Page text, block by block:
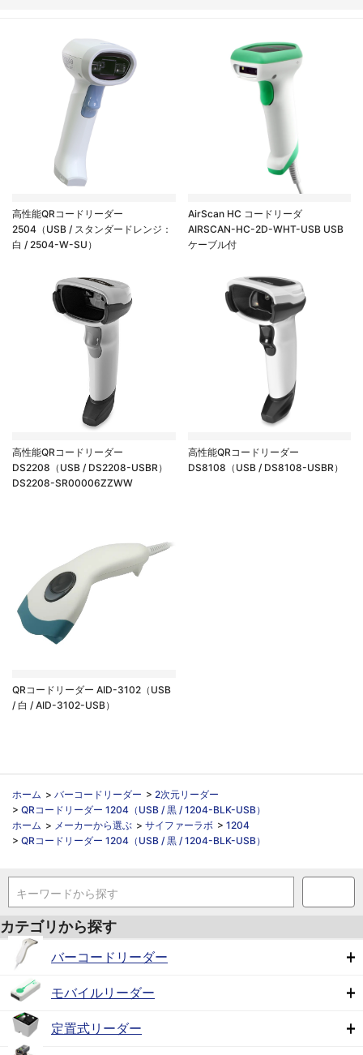
高性能QRコードリーダー
2504（USB / スタンダードレンジ：
白 / 2504-W-SU）
AirScan HC コードリーダ
AIRSCAN-HC-2D-WHT-USB USB
ケーブル付
高性能QRコードリーダー
DS2208（USB / DS2208-USBR）
DS2208-SR00006ZZWW
高性能QRコードリーダー
DS8108（USB / DS8108-USBR）
QRコードリーダー AID-3102（USB
/ 白 / AID-3102-USB）
ホーム > バーコードリーダー > 2次元リーダー
> QRコードリーダー 1204（USB / 黒 / 1204-BLK-USB）
ホーム > メーカーから選ぶ > サイファーラボ > 1204
> QRコードリーダー 1204（USB / 黒 / 1204-BLK-USB）
キーワードから探す
カテゴリから探す
バーコードリーダー
モバイルリーダー
定置式リーダー